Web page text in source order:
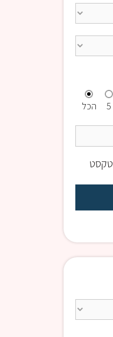
הכל 5
טקסט